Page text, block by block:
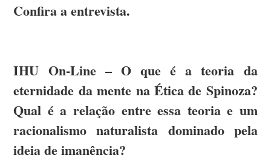
Confira a entrevista.
IHU On-Line – O que é a teoria da
eternidade da mente na Ética de Spinoza?
Qual é a relação entre essa teoria e um
racionalismo naturalista dominado pela
ideia de imanência?